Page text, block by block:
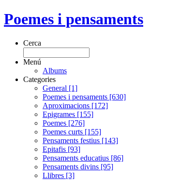
Poemes i pensaments
Cerca
Menú
Albums
Categories
General [1]
Poemes i pensaments [630]
Aproximacions [172]
Epigrames [155]
Poemes [276]
Poemes curts [155]
Pensaments festius [143]
Epitafis [93]
Pensaments educatius [86]
Pensaments divins [95]
Llibres [3]